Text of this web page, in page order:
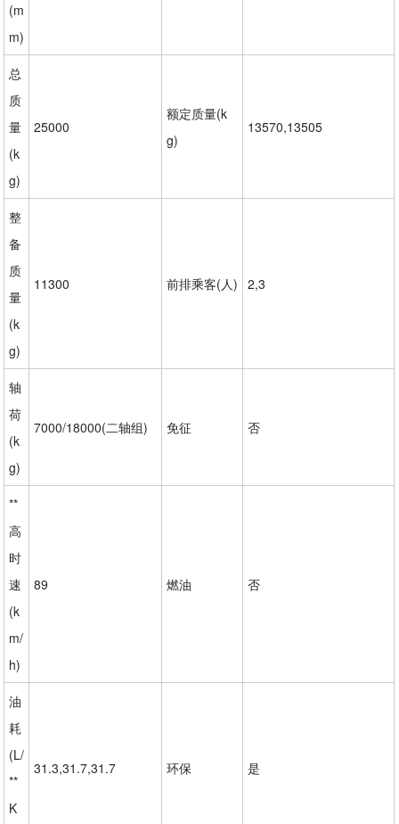
(m
m)
总
质
量
(k
g)
25000
额定质量(k
g)
13570,13505
整
备
质
量
(k
g)
11300 前排乘客(人) 2,3
轴
荷
(k
g)
7000/18000(二轴组) 免征 否
**
高
时
速
(k
m/
h)
89 燃油 否
油
耗
(L/
**
K
31.3,31.7,31.7 环保 是